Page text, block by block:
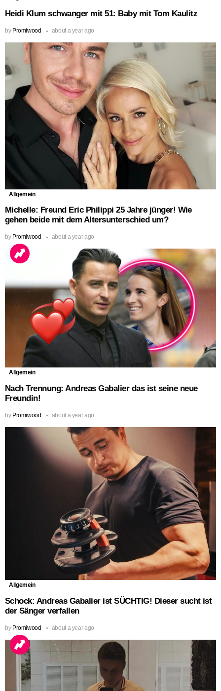
Heidi Klum schwanger mit 51: Baby mit Tom Kaulitz
by Promiwood about a year ago
Allgemein
Michelle: Freund Eric Philippi 25 Jahre jünger! Wie
gehen beide mit dem Altersunterschied um?
by Promiwood about a year ago
Allgemein
Nach Trennung: Andreas Gabalier das ist seine neue
Freundin!
by Promiwood about a year ago
Allgemein
Schock: Andreas Gabalier ist SÜCHTIG! Dieser sucht ist
der Sänger verfallen
by Promiwood about a year ago